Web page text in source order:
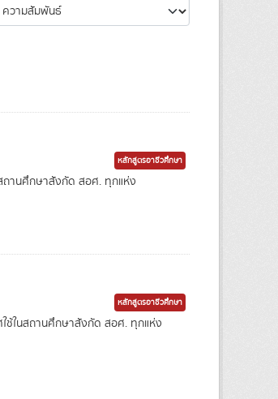
หลักสูตรอาชีวศึกษา
ถานศึกษาสังกัด สอศ. ทุกแห่ง
หลักสูตรอาชีวศึกษา
ใช้ในสถานศึกษาสังกัด สอศ. ทุกแห่ง